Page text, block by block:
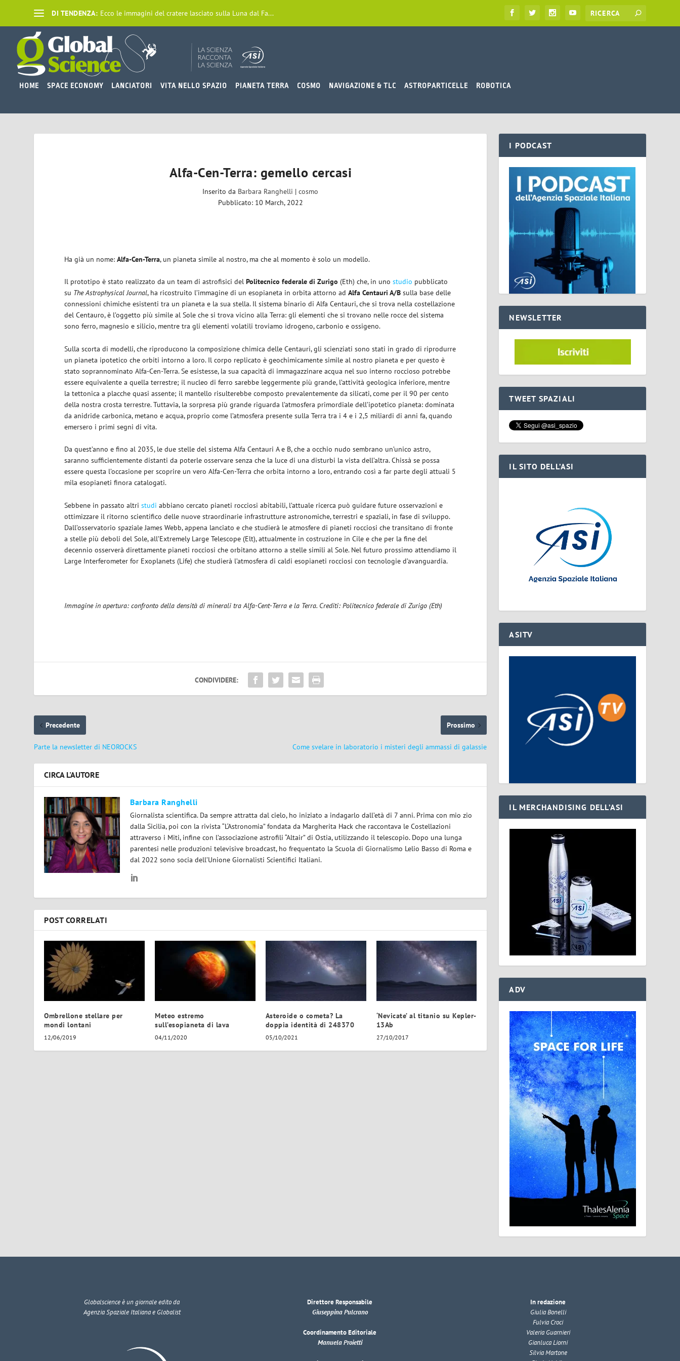
DI TENDENZA: Ecco le immagini del cratere lasciato sulla Luna dal Fa...
HOME SPACE ECONOMY LANCIATORI VITA NELLO SPAZIO PIANETA TERRA COSMO NAVIGAZIONE & TLC ASTROPARTICELLE ROBOTICA
Alfa-Cen-Terra: gemello cercasi
Inserito da Barbara Ranghelli |cosmo
Pubblicato: 10 March, 2022
Ha già un nome:Alfa-Cen-Terra, un pianeta simile al nostro, ma che al momento è solo un modello.
Il prototipo è stato realizzato da un team di astrofisici delPolitecnico federale di Zurigo (Eth) che, in unostudio pubblicato
su The Astrophysical Journal, ha ricostruito l’immagine di un esopianeta in orbita attorno adAlfa Centauri A/B sulla base delle
connessioni chimiche esistenti tra un pianeta e la sua stella. Il sistema binario di Alfa Centauri, che si trova nella costellazione
del Centauro, è l’oggetto più simile al Sole che si trova vicino alla Terra: gli elementi che si trovano nelle rocce del sistema
sono ferro, magnesio e silicio, mentre tra gli elementi volatili troviamo idrogeno, carbonio e ossigeno.
Sulla scorta di modelli, che riproducono la composizione chimica delle Centauri, gli scienziati sono stati in grado di riprodurre
un pianeta ipotetico che orbiti intorno a loro. Il corpo replicato è geochimicamente simile al nostro pianeta e per questo è
stato soprannominato Alfa-Cen-Terra. Se esistesse, la sua capacità di immagazzinare acqua nel suo interno roccioso potrebbe
essere equivalente a quella terrestre; il nucleo di ferro sarebbe leggermente più grande, l’attività geologica inferiore, mentre
la tettonica a placche quasi assente; il mantello risulterebbe composto prevalentemente da silicati, come per il 90 per cento
della nostra crosta terrestre. Tuttavia, la sorpresa più grande riguarda l’atmosfera primordiale dell’ipotetico pianeta: dominata
da anidride carbonica, metano e acqua, proprio come l’atmosfera presente sulla Terra tra i 4 e i 2,5 miliardi di anni fa, quando
emersero i primi segni di vita.
Da quest’anno e fino al 2035, le due stelle del sistema Alfa Centauri A e B, che a occhio nudo sembrano un’unico astro,
saranno sufficientemente distanti da poterle osservare senza che la luce di una disturbi la vista dell’altra. Chissà se possa
essere questa l’occasione per scoprire un vero Alfa-Cen-Terra che orbita intorno a loro, entrando così a far parte degli attuali 5
mila esopianeti finora catalogati.
Sebbene in passato altristudi abbiano cercato pianeti rocciosi abitabili, l’attuale ricerca può guidare future osservazioni e
ottimizzare il ritorno scientifico delle nuove straordinarie infrastrutture astronomiche, terrestri e spaziali, in fase di sviluppo.
Dall’osservatorio spaziale James Webb, appena lanciato e che studierà le atmosfere di pianeti rocciosi che transitano di fronte
a stelle più deboli del Sole, all’Extremely Large Telescope (Elt), attualmente in costruzione in Cile e che per la fine del
decennio osserverà direttamente pianeti rocciosi che orbitano attorno a stelle simili al Sole. Nel futuro prossimo attendiamo il
Large Interferometer for Exoplanets (Life) che studierà l’atmosfera di caldi esopianeti rocciosi con tecnologie d’avanguardia.
Immagine in apertura: confronto della densità di minerali tra Alfa-Cent-Terra e la Terra. Crediti: Politecnico federale di Zurigo (Eth)
CONDIVIDERE:
Precedente
Parte la newsletter di NEOROCKS
Prossimo
Come svelare in laboratorio i misteri degli ammassi di galassie
CIRCA L'AUTORE
Barbara Ranghelli
Giornalista scientifica. Da sempre attratta dal cielo, ho iniziato a indagarlo dall’età di 7 anni. Prima con mio zio
dalla Sicilia, poi con la rivista “L‘Astronomia” fondata da Margherita Hack che raccontava le Costellazioni
attraverso i Miti, infine con l’associazione astrofili “Altair” di Ostia, utilizzando il telescopio. Dopo una lunga
parentesi nelle produzioni televisive broadcast, ho frequentato la Scuola di Giornalismo Lelio Basso di Roma e
dal 2022 sono socia dell’Unione Giornalisti Scientifici Italiani.
POST CORRELATI
Ombrellone stellare per
mondi lontani
12/06/2019
Meteo estremo
sull’esopianeta di lava
04/11/2020
Asteroide o cometa? La
doppia identità di 248370
05/10/2021
‘Nevicate’ al titanio su Kepler-
13Ab
27/10/2017
I PODCAST
NEWSLETTER
TWEET SPAZIALI
IL SITO DELL’ASI
ASITV
IL MERCHANDISING DELL’ASI
ADV
Globalscienceè un giornale edito da
Agenzia Spaziale Italiana e Globalist
Direttore Responsabile
Giuseppina Pulcrano
Coordinamento Editoriale
Manuela Proietti
In redazione
Giulia Bonelli
Fulvia Croci
Valeria Guarnieri
Gianluca Liorni
Silvia Martone